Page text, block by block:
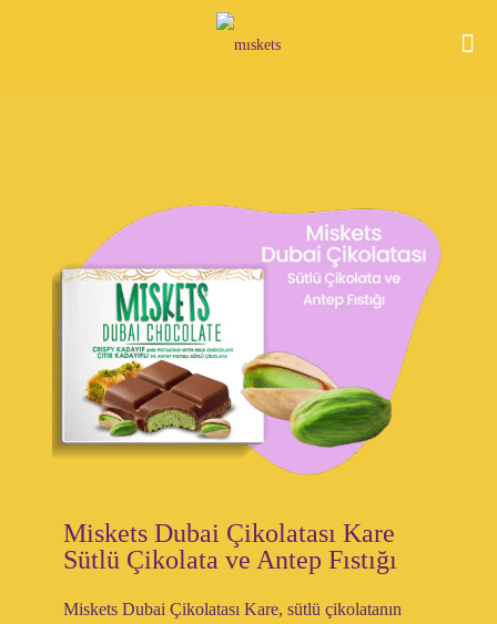
Miskets Dubai Çikolatası Kare
Sütlü Çikolata ve Antep Fıstığı
Miskets Dubai Çikolatası Kare, sütlü çikolatanın